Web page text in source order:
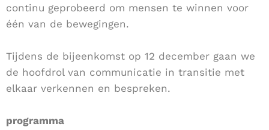
continu geprobeerd om mensen te winnen voor
één van de bewegingen.
Tijdens de bijeenkomst op 12 december gaan we
de hoofdrol van communicatie in transitie met
elkaar verkennen en bespreken.
programma